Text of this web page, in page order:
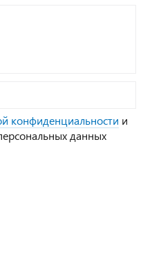
конфиденциальности и
данных